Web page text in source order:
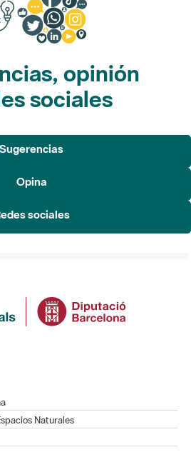
opinión
sociales
Sugerencias
Opina
sociales
Naturales